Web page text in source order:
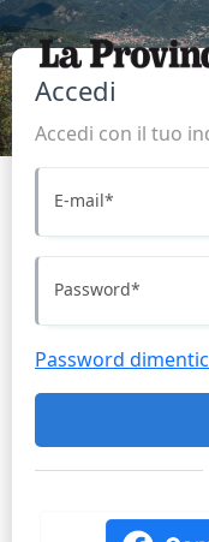
Accedi
Accedi con il tuo
E-mail*
Password*
Password